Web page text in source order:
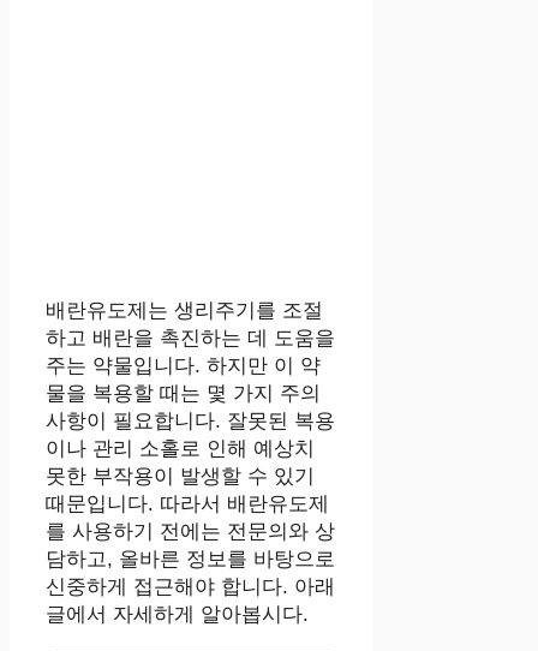
배란유도제는 생리주기를 조절
하고 배란을 촉진하는 데 도움을
주는 약물입니다. 하지만 이 약
물을 복용할 때는 몇 가지 주의
사항이 필요합니다. 잘못된 복용
이나 관리 소홀로 인해 예상치
못한 부작용이 발생할 수 있기
때문입니다. 따라서 배란유도제
를 사용하기 전에는 전문의와 상
담하고, 올바른 정보를 바탕으로
신중하게 접근해야 합니다. 아래
글에서 자세하게 알아봅시다.